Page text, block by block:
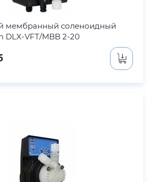
мембранный соленоидный
DLX-VFT/MBB 2-20